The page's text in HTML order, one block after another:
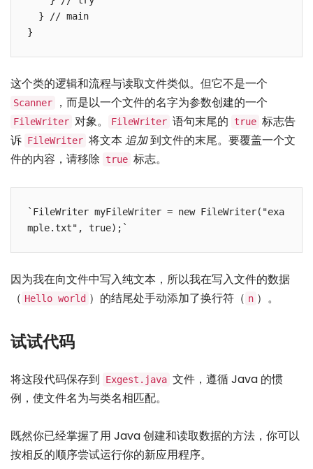
这个类的逻辑和流程与读取文件类似。但它不是一个
Scanner ，而是以一个文件的名字为参数创建的一个
FileWriter 对象。 FileWriter 语句末尾的 true 标志告
诉 FileWriter 将文本 追加到文件的末尾。要覆盖一个文
件的内容，请移除
true 标志。
`FileWriter myFileWriter = new FileWriter("exa
因为我在向文件中写入纯文本，所以我在写入文件的数据
（ Hello world ）的结尾处手动添加了换行符（ n ）。
试试代码
将这段代码保存到 Exgest.java 文件，遵循 Java 的惯
例，使文件名为与类名相匹配。
既然你已经掌握了用 Java 创建和读取数据的方法，你可以
按相反的顺序尝试运行你的新应用程序。